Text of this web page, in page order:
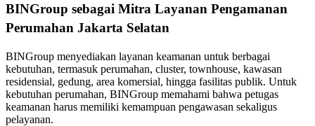
BINGroup sebagai Mitra Layanan Pengamanan
Perumahan Jakarta Selatan
BINGroup menyediakan layanan keamanan untuk berbagai
kebutuhan, termasuk perumahan, cluster, townhouse, kawasan
residensial, gedung, area komersial, hingga fasilitas publik. Untuk
kebutuhan perumahan, BINGroup memahami bahwa petugas
keamanan harus memiliki kemampuan pengawasan sekaligus
pelayanan.